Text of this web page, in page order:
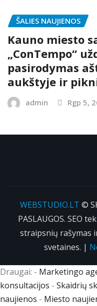
ŠALIES NAUJIENOS
Kauno miesto
„ConTempo“
pasirodymas
aukštyje ir
admin Rgp 5,
WEBSTUDIO.LT ©
PASLAUGOS. SEO
straipsnių rašymas
svetaines. |
Draugai: - Marketingo
konsultacijos - Skaidrių
naujienos - Miesto